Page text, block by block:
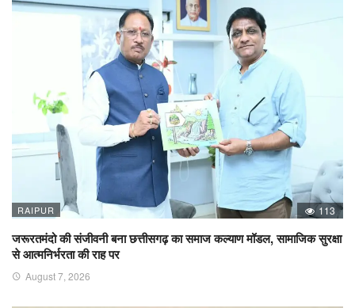
RAIPUR 113
जरूरतमंदो की संजीवनी बना छत्तीसगढ़ का समाज कल्याण मॉडल, सामाजिक सुरक्षा
से आत्मनिर्भरता की राह पर
August 7, 2026